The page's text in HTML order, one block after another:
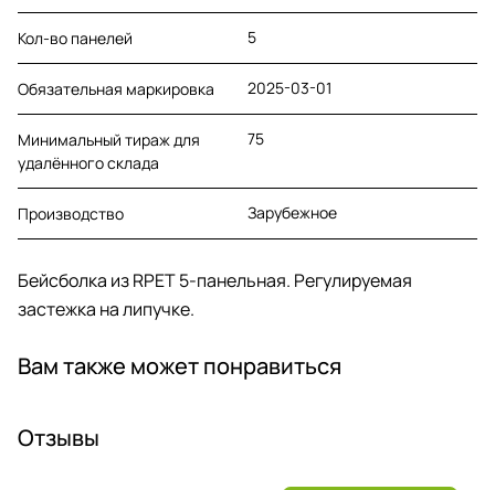
Кол-во панелей 5
Обязательная маркировка 2025-03-01
Минимальный тираж для
удалённого склада
75
Производство Зарубежное
Бейсболка из RPET 5-панельная. Регулируемая
застежка на липучке.
Вам также может понравиться
Отзывы